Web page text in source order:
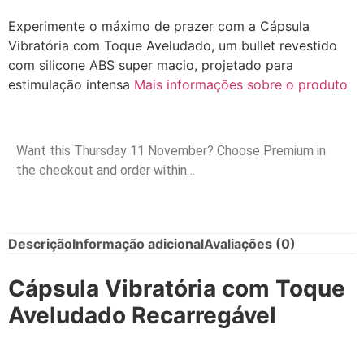
Experimente o máximo de prazer com a Cápsula
Vibratória com Toque Aveludado, um bullet revestido
com silicone ABS super macio, projetado para
estimulação intensa Mais informações sobre o produto
Want this Thursday 11 November? Choose Premium in
the checkout and order within…
DescriçãoInformação adicionalAvaliações (0)
Cápsula Vibratória com Toque
Aveludado Recarregável